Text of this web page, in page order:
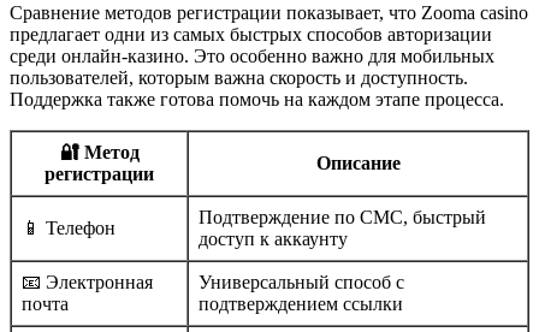
Сравнение методов регистрации показывает, что Zooma casino
предлагает одни из самых быстрых способов авторизации
среди онлайн-казино. Это особенно важно для мобильных
пользователей, которым важна скорость и доступность.
Поддержка также готова помочь на каждом этапе процесса.
🔐 Метод
регистрации
Описание
📱 Телефон
Подтверждение по СМС, быстрый
доступ к аккаунту
📧 Электронная
почта
Универсальный способ с
подтверждением ссылки